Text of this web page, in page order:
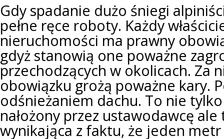
Gdy spadanie dużo śniegi
pełne ręce roboty. Każdy
nieruchomości ma prawny
gdyż stanowią one poważne
przechodzących w okolicach. Za
obowiązku grożą poważne kary.
odśnieżaniem dachu. To nie
nałożony przez ustawodawcę
wynikająca z faktu, że jeden